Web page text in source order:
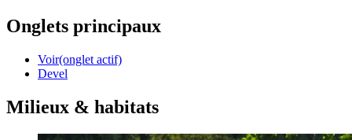
Onglets principaux
Voir(onglet actif)
Devel
Milieux & habitats